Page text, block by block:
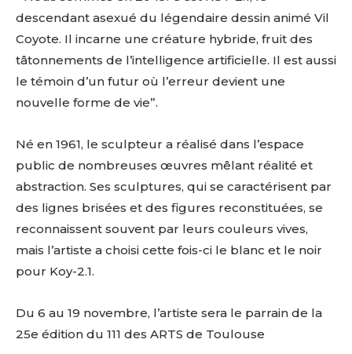
descendant asexué du légendaire dessin animé Vil
Coyote. Il incarne une créature hybride, fruit des
tâtonnements de l’intelligence artificielle. Il est aussi
le témoin d’un futur où l’erreur devient une
nouvelle forme de vie”.
Né en 1961, le sculpteur a réalisé dans l’espace
public de nombreuses œuvres mêlant réalité et
abstraction. Ses sculptures, qui se caractérisent par
des lignes brisées et des figures reconstituées, se
reconnaissent souvent par leurs couleurs vives,
mais l’artiste a choisi cette fois-ci le blanc et le noir
pour Koy-2.1.
Du 6 au 19 novembre, l’artiste sera le parrain de la
25e édition du 111 des ARTS de Toulouse